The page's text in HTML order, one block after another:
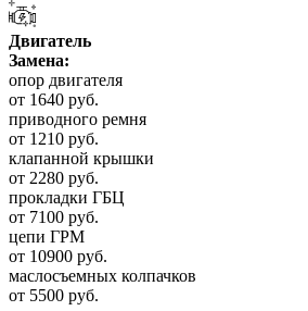
Двигатель
Замена:
опор двигателя
от 1640 руб.
приводного ремня
от 1210 руб.
клапанной крышки
от 2280 руб.
прокладки ГБЦ
от 7100 руб.
цепи ГРМ
от 10900 руб.
маслосъемных колпачков
от 5500 руб.